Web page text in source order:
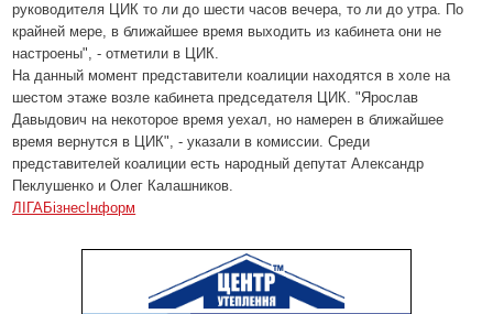
руководителя ЦИК то ли до шести часов вечера, то ли до утра. По
крайней мере, в ближайшее время выходить из кабинета они не
настроены", - отметили в ЦИК.
На данный момент представители коалиции находятся в холе на
шестом этаже возле кабинета председателя ЦИК. "Ярослав
Давыдович на некоторое время уехал, но намерен в ближайшее
время вернутся в ЦИК", - указали в комиссии. Среди
представителей коалиции есть народный депутат Александр
Пеклушенко и Олег Калашников.
ЛIГАБiзнесIнформ